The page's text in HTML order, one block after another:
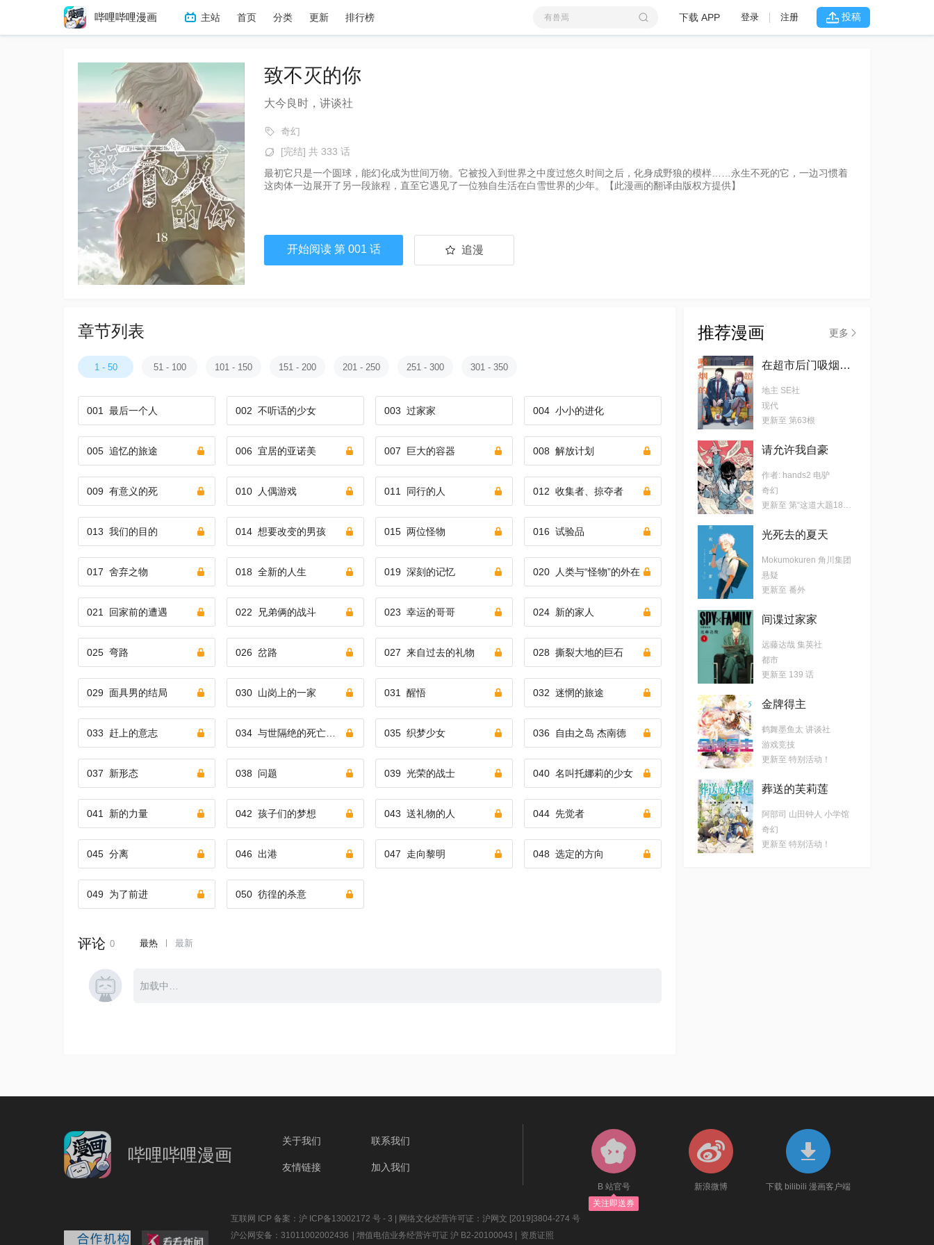
致不灭的你
大今良时，讲谈社
奇幻
[完结] 共 333 话
最初它只是一个圆球，能幻化成为世间万物。它被投入到世界之中度过悠久时间之后，化身成野狼的模样……永生不死的它，一边习惯着
这肉体一边展开了另一段旅程，直至它遇见了一位独自生活在白雪世界的少年。【此漫画的翻译由版权方提供】
开始阅读 第 001 话
追漫
已追
章节列表
1 - 50 51 - 100 101 - 150 151 - 200 201 - 250 251 - 300 301 - 350
001 最后一个人 002 不听话的少女 003 过家家 004 小小的进化
005 追忆的旅途 006 宜居的亚诺美 007 巨大的容器 008 解放计划
009 有意义的死 010 人偶游戏 011 同行的人 012 收集者、掠夺者
013 我们的目的 014 想要改变的男孩 015 两位怪物 016 试验品
017 舍弃之物 018 全新的人生 019 深刻的记忆 020 人类与“怪物”的外在
021 回家前的遭遇 022 兄弟俩的战斗 023 幸运的哥哥 024 新的家人
025 弯路 026 岔路 027 来自过去的礼物 028 撕裂大地的巨石
029 面具男的结局 030 山岗上的一家 031 醒悟 032 迷惘的旅途
033 赶上的意志 034 与世隔绝的死亡之地 035 织梦少女 036 自由之岛 杰南德
037 新形态 038 问题 039 光荣的战士 040 名叫托娜莉的少女
041 新的力量 042 孩子们的梦想 043 送礼物的人 044 先觉者
045 分离 046 出港 047 走向黎明 048 选定的方向
049 为了前进 050 彷徨的杀意
推荐漫画 更多
在超市后门吸烟的二人
地主 SE社
现代
更新至 第63根
请允许我自豪
作者: hands2 电驴
奇幻
更新至 第“这道大题18分”话
光死去的夏天
Mokumokuren 角川集团
悬疑
更新至 番外
间谍过家家
远藤达哉 集英社
都市
更新至 139 话
金牌得主
鹤舞墨鱼太 讲谈社
游戏竞技
更新至 特别活动！
葬送的芙莉莲
阿部司 山田钟人 小学馆
奇幻
更新至 特别活动！
哔哩哔哩漫画
关于我们 联系我们
友情链接 加入我们
B 站官号
关注即送券
新浪微博 下载 bilibili 漫画客户端
互联网 ICP 备案：沪 ICP备13002172 号 - 3 | 网络文化经营许可证：沪网文 [2019]3804-274 号
沪公网安备：31011002002436
| 增值电信业务经营许可证 沪 B2-20100043 | 资质证照
哔哩哔哩漫画 主站 首页 分类 更新 排行榜
铜雀锁金钗
蓝溪镇
下载 APP 登录 注册 投稿